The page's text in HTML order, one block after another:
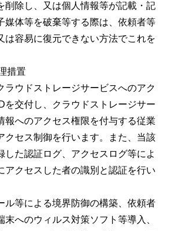
削除し、又は個人情報等が記載・記
媒体等を破棄等する際は、依頼者等
は容易に復元できない方法でこれを
措置
ラウドストレージサービスへのアク
を交付し、クラウドストレージサー
報へのアクセス権限を付与する従業
クセス制御を行います。また、当該
した認証ログ、アクセスログ等によ
アクセスした者の識別と認証を行い
ル等による境界防御の構築、依頼者
末へのウィルス対策ソフト等導入、